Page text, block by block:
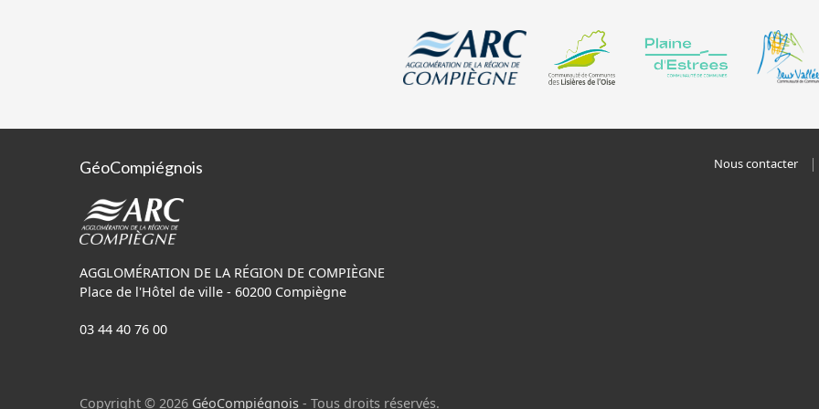
voisines ou sur le bâtiment. Certaines positions peuvent être localisées à la
adresse est soumise à une déclaration de la commune. Il se peut que des
adresses ne soient pas encore intégrées dans cette base de données.
GéoCompiégnois
AGGLOMÉRATION DE LA RÉGION DE COMPIÈGNE
Place de l'Hôtel de ville - 60200 Compiègne
03 44 40 76 00
Nous contacter
Copyright © 2026 GéoCompiégnois - Tous droits réservés.